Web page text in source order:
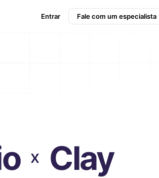
Entrar Fale com um especialista
e
Clay